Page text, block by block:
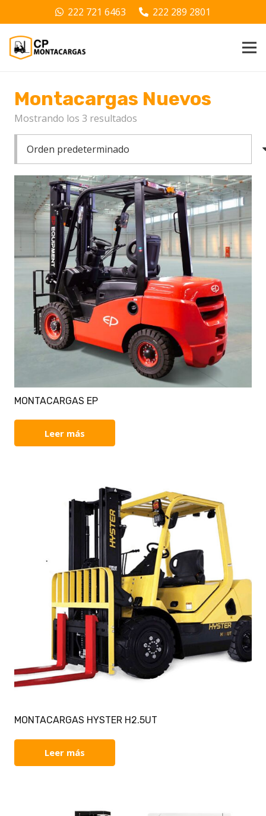
222 721 6463 222 289 2801
Montacargas Nuevos
Mostrando los 3 resultados
MONTACARGAS EP
Leer más
MONTACARGAS HYSTER H2.5UT
Leer más